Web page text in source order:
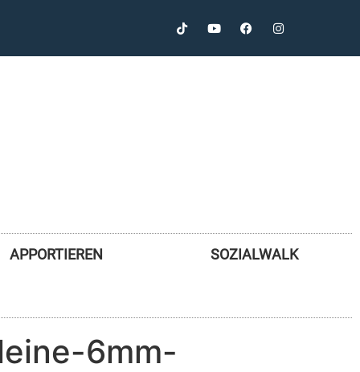
APPORTIEREN SOZIALWALK
6mm-